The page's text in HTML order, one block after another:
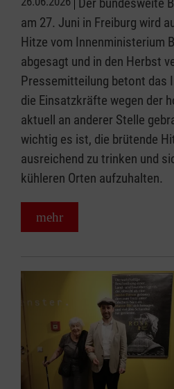
am 27. Juni in Freiburg wird
Hitze vom Innenministerium
abgesagt und in den Herbst
Pressemitteilung betont das
die Einsatzkräfte wegen der
aktuell an anderer Stelle
wichtig es ist, die brütende
ausreichend zu trinken und
kühleren Orten aufzuhalten.
mehr